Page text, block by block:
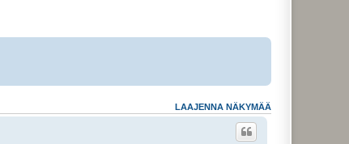
LAAJENNA NÄKYMÄÄ